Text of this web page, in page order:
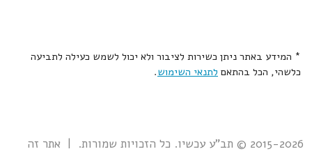
* המידע באתר ניתן כשירות לציבור ולא יכול לשמש כעילה לתביעה
כלשהי, הכל בהתאם לתנאי השימוש.
2015-2026 © תב"ע עכשיו. כל הזכויות שמורות. | אתר זה